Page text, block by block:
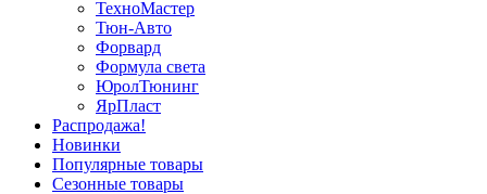
ТехноМастер
Тюн-Авто
Форвард
Формула света
ЮролТюнинг
ЯрПласт
Распродажа!
Новинки
Популярные товары
Сезонные товары